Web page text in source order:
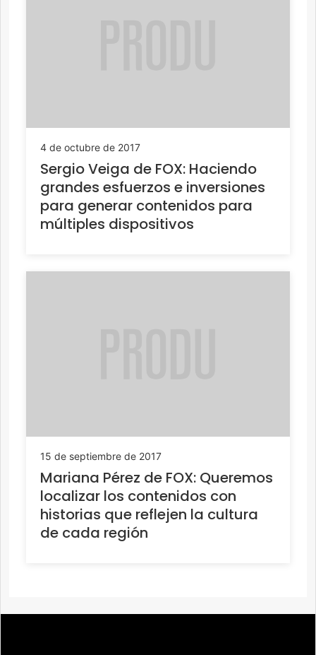
4 de octubre de 2017
Sergio Veiga de FOX: Haciendo
grandes esfuerzos e inversiones
para generar contenidos para
múltiples dispositivos
15 de septiembre de 2017
Mariana Pérez de FOX: Queremos
localizar los contenidos con
historias que reflejen la cultura
de cada región